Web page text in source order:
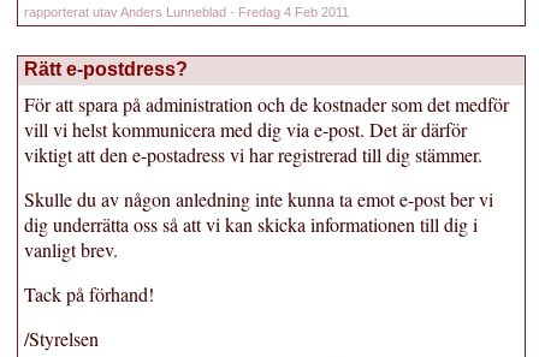
rapporterat utav Anders Lunneblad - Fredag 4 Feb 2011
Rätt e-postdress?
För att spara på administration och de kostnader som det medför
vill vi helst kommunicera med dig via e-post. Det är därför
viktigt att den e-postadress vi har registrerad till dig stämmer.
Skulle du av någon anledning inte kunna ta emot e-post ber vi
dig underrätta oss så att vi kan skicka informationen till dig i
vanligt brev.
Tack på förhand!
/Styrelsen